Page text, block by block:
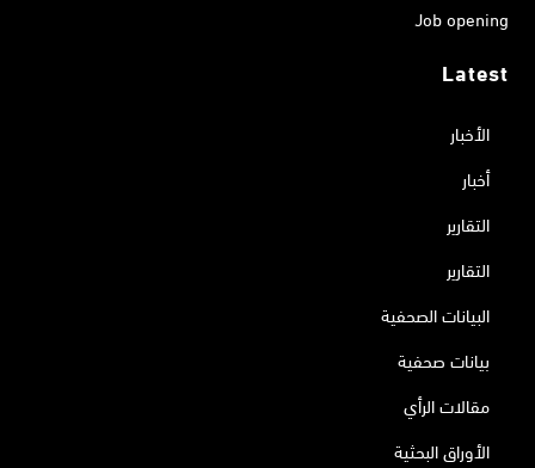
Job opening
Latest
الأخبار
أخبار
التقارير
التقارير
البيانات الصحفية
بيانات صحفية
مقالات الرأي
الأوراق البحثية